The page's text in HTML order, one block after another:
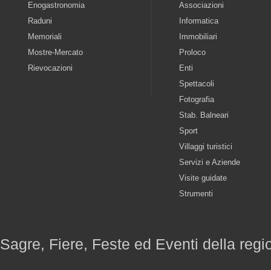
Enogastronomia
Raduni
Memoriali
Mostre-Mercato
Rievocazioni
Associazioni
Informatica
Immobiliari
Proloco
Enti
Spettacoli
Fotografia
Stab. Balneari
Sport
Villaggi turistici
Servizi e Aziende
Visite guidate
Strumenti
Sagre, Fiere, Feste ed Eventi della